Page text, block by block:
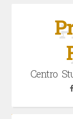
Centro